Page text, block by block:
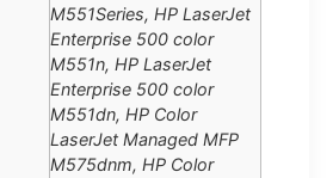
M551Series, HP LaserJet
Enterprise 500 color
M551n, HP LaserJet
Enterprise 500 color
M551dn, HP Color
LaserJet Managed MFP
M575dnm, HP Color